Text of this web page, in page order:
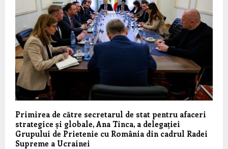
Primirea de către secretarul de stat pentru afaceri
strategice și globale, Ana Tinca, a delegației
Grupului de Prietenie cu România din cadrul Radei
Supreme a Ucrainei